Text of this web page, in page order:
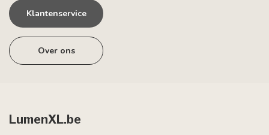
Klantenservice
Over ons
LumenXL.be